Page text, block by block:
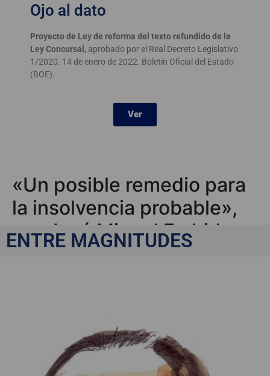
Ojo al dato
Proyecto de Ley de reforma del texto refundido de la
Ley Concursal, aprobado por el Real Decreto Legislativo
1/2020. 14 de enero de 2022. Boletín Oficial del Estado
(BOE).
Ver
«Un posible remedio para
la insolvencia probable»,
por José Miguel Embid
ENTRE MAGNITUDES